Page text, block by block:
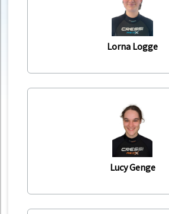
Lorna Logge
Lucy Genge